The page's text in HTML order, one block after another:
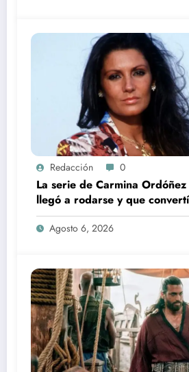
Redacción 0
La serie de Carmina
llegó a rodarse y que
Pantoja en la gran
Agosto 6, 2026